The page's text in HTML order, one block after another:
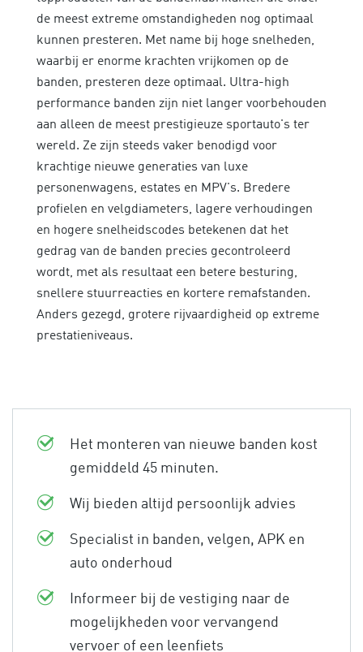
de meest extreme omstandigheden nog optimaal
kunnen presteren. Met name bij hoge snelheden,
waarbij er enorme krachten vrijkomen op de
banden, presteren deze optimaal. Ultra-high
performance banden zijn niet langer voorbehouden
aan alleen de meest prestigieuze sportauto's ter
wereld. Ze zijn steeds vaker benodigd voor
krachtige nieuwe generaties van luxe
personenwagens, estates en MPV's. Bredere
profielen en velgdiameters, lagere verhoudingen
en hogere snelheidscodes betekenen dat het
gedrag van de banden precies gecontroleerd
wordt, met als resultaat een betere besturing,
snellere stuurreacties en kortere remafstanden.
Anders gezegd, grotere rijvaardigheid op extreme
prestatieniveaus.
Het monteren van nieuwe banden kost
gemiddeld 45 minuten.
Wij bieden altijd persoonlijk advies
Specialist in banden, velgen, APK en
auto onderhoud
Informeer bij de vestiging naar de
mogelijkheden voor vervangend
vervoer of een leenfiets